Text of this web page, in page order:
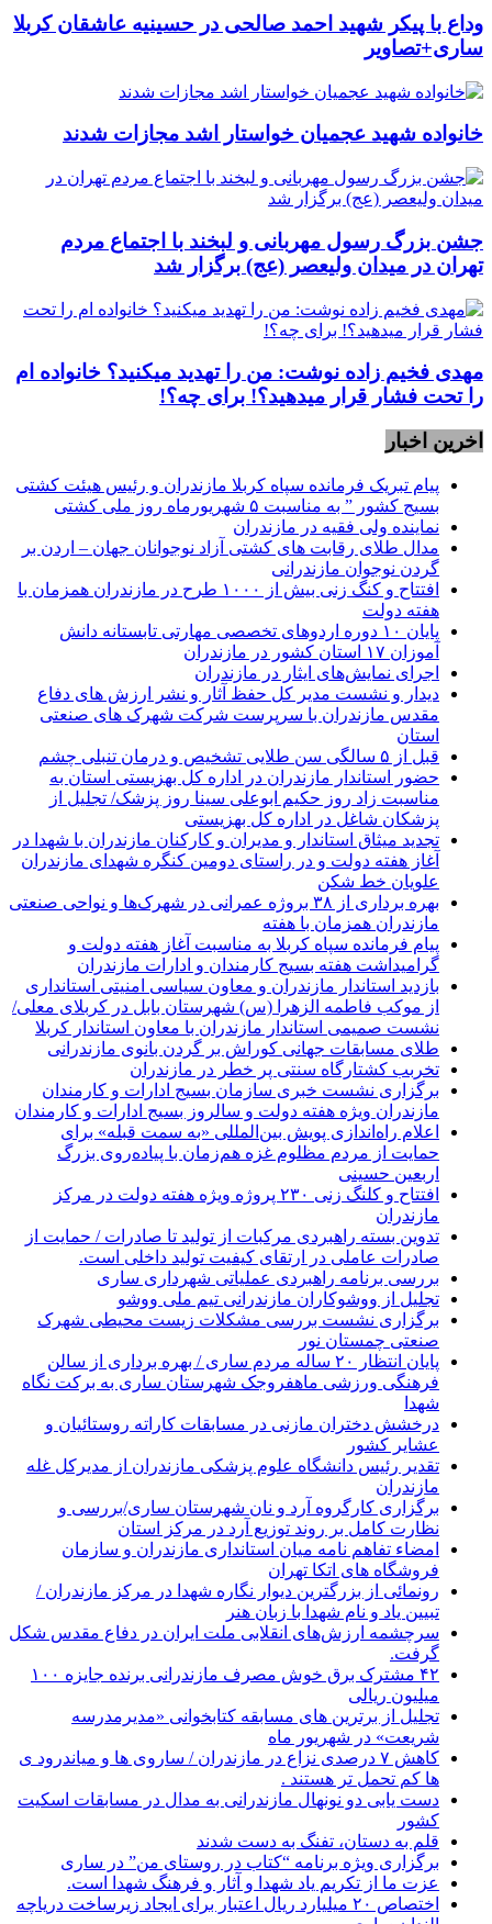
وداع با پیکر شهید احمد صالحی‌ در حسینیه عاشقان کربلا
ساری+تصاویر
خانواده شهید عجمیان خواستار اشد مجازات شدند
جشن بزرگ رسول مهربانی و لبخند با اجتماع مردم
تهران در میدان ولیعصر (عج) برگزار شد
مهدی فخیم زاده نوشت: من را تهدید میکنید؟ خانواده ام
را‌ تحت فشار قرار میدهید؟! برای چه؟!
اخرین اخبار
پیام تبریک فرمانده سپاه کربلا مازندران و رئیس هیئت کشتی
بسیج کشور ” به مناسبت ۵ شهریورماه روز ملی کشتی
نماينده ولی فقیه در مازندران
مدال طلای رقابت های کشتی آزاد نوجوانان جهان – اردن بر
گردن نوجوان مازندرانی
افتتاح و کنگ زنی بیش از ۱۰۰۰ طرح در مازندران همزمان با
هفته دولت
پایان ۱۰ دوره اردوهای تخصصی مهارتی تابستانه دانش
آموزان ۱۷ استان کشور در مازندران
اجرای نمایش‌های ایثار در مازندران
دیدار و نشست مدیر کل حفظ آثار و نشر ارزش های دفاع
مقدس مازندران با سرپرست شرکت شهرک های صنعتی
استان
قبل از ۵ سالگی سن طلایی تشخیص و درمان تنبلی چشم
حضور استاندار مازندران در اداره کل بهزیستی استان به
مناسبت زاد روز حکیم ابوعلی سینا روز پزشک/ تجلیل از
پزشکان شاغل در اداره کل بهزیستی
تجدید میثاق استاندار و مدیران و کارکنان مازندران با شهدا در
آغاز هفته دولت و در راستای دومین کنگره شهدای مازندران
علویان خط شکن
بهره برداری از ۳۸ بروژه عمرانی در شهرک‌ها و نواحی صنعتی
مازندران همزمان با هفته
پیام فرمانده سپاه کربلا به مناسبت آغاز هفته دولت و
گرامیداشت هفته بسیج کارمندان و ادارات مازندران
بازدید استاندار مازندران و معاون سیاسی امنیتی استانداری
از موکب فاطمه الزهرا (س) شهرستان بابل در کربلای معلی/
نشست صمیمی استاندار مازندران با معاون استاندار کربلا
طلای مسابقات جهانی کوراش بر گردن بانوی مازندرانی
تخربب کشتارگاه سنتی پر خطر در مازندران
برگزاری نشست خبری سازمان بسیج ادارات و کارمندان
مازندران ویژه هفته دولت و سالروز بسیج ادارات و کارمندان
اعلام راه‌اندازی پویش بین‌المللی «به سمت قبله» برای
حمایت از مردم مظلوم غزه هم‌زمان با پیاده‌روی بزرگ
اربعین حسینی
افتتاح و کلنگ زنی ۲۳۰ پروژه ویژه هفته دولت در مرکز
مازندران
تدوین بسته راهبردی مرکبات از تولید تا صادرات / حمایت از
صادرات عاملی در ارتقای کیفیت تولید داخلی است.
بررسی برنامه راهبردی عملیاتی شهرداری ساری
تجلیل از ووشوکاران مازندرانی تیم ملی ووشو
برگزاری نشست بررسی مشکلات زیست محیطی شهرک
صنعتی چمستان نور
پایان انتظار ۲۰ ساله مردم ساری / بهره برداری از سالن
فرهنگی ورزشی ماهفروجک شهرستان ساری به برکت نگاه
شهدا
درخشش دختران مازنی در مسابقات کاراته روستائیان و
عشایر کشور
تقدیر رئیس دانشگاه علوم پزشکی مازندران از مدیرکل غله
مازندران
برگزاری کارگروه آرد و نان شهرستان ساری/بررسی و
نظارت کامل بر روند توزیع آرد در مرکز استان
امضاء تفاهم نامه میان استانداری مازندران و سازمان
فروشگاه های اتکا تهران
رونمائی از بزرگترین دیوار نگاره شهدا در مرکز مازندران /
تبیین یاد و نام شهدا با زبان هنر
سرچشمه ارزش‌های انقلابی ملت ایران در دفاع مقدس شکل
گرفت.
۴۲ مشترک برق خوش مصرف مازندرانی برنده جایزه ۱۰۰
میلیون ریالی
تجلیل از برترین های مسابقه کتابخوانی «مدیرمدرسه
شریعت» در شهریور ماه
کاهش ۷ درصدی نزاع در مازندران / ساروی ها و میاندرود ی
ها کم تحمل تر هستند‌ .
دست یابی دو نونهال مازندرانی به مدال در مسابقات اسکیت
کشور
قلم به دستان، تفنگ به دست شدند
برگزاری ویژه برنامه “کتاب در روستای من” در ساری
عزت ما از تکریم یاد شهدا و آثار و فرهنگ شهدا است.
اختصاص ۲۰ میلیارد ریال اعتبار برای ایجاد زیرساخت دریاچه